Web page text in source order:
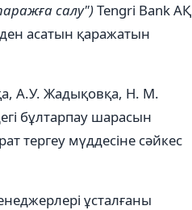
салу")Tengri Bank АҚ
асатын қаражатын
А.У. Жадықовқа, Н. М.
бұлтарпау шарасын
тергеу мүддесіне сәйкес
ұсталғаны